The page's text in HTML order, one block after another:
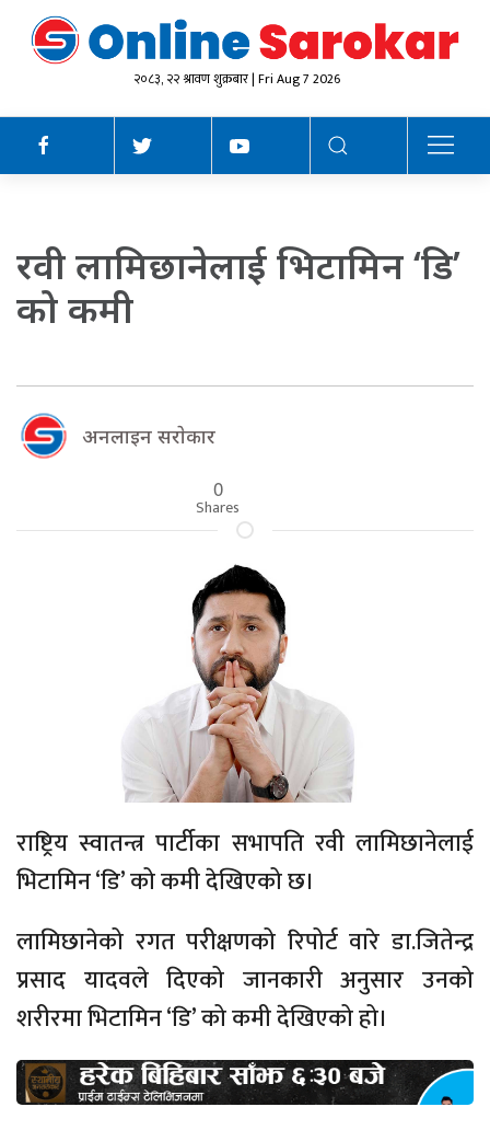
२०८३, २२ श्रावण शुक्रबार | Fri Aug 7 2026
रवी लामिछानेलाई भिटामिन ‘डि’
को कमी
अनलाइन सराेकार
0
Shares
राष्ट्रिय स्वातन्त्र पार्टीका सभापति रवी लामिछानेलाई
भिटामिन ‘डि’ को कमी देखिएको छ।
लामिछानेको रगत परीक्षणको रिपोर्ट वारे डा.जितेन्द्र
प्रसाद यादवले दिएको जानकारी अनुसार उनको
शरीरमा भिटामिन ‘डि’ को कमी देखिएको हो।